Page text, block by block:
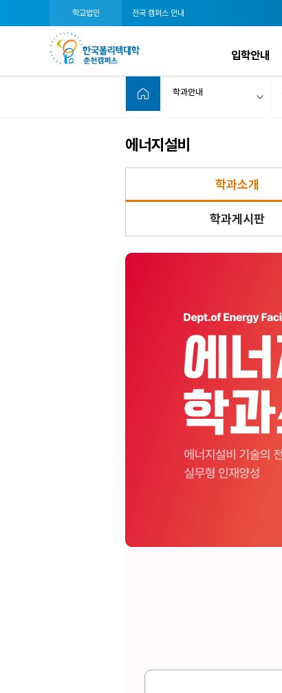
학교법인 전국 캠퍼스 안내
입학안내
학과안내
에너지설비
학과소개
학과게시판